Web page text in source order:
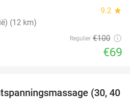
9.2 star
(12 km)
Regulier €100
€69
60%
(30, 40